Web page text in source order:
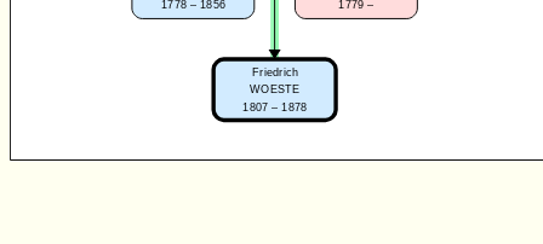
1778 – 1856 1779 –
Friedrich
WOESTE
1807 – 1878